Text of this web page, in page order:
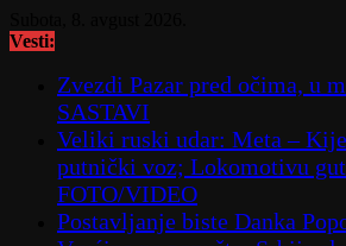
to
Vesti:
Zvezdi Pazar pred očima, u
SASTAVI
Veliki ruski udar: Meta –
putnički voz; Lokomotivu
FOTO/VIDEO
Postavljanje biste Danka